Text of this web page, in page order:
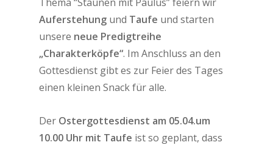
Auferstehung und Taufe und starten
unsere neue Predigtreihe
„Charakterköpfe“. Im Anschluss an den
Gottesdienst gibt es zur Feier des Tages
einen kleinen Snack für alle.
Der Ostergottesdienst am 05.04.um
10.00 Uhr mit Taufe ist so geplant, dass